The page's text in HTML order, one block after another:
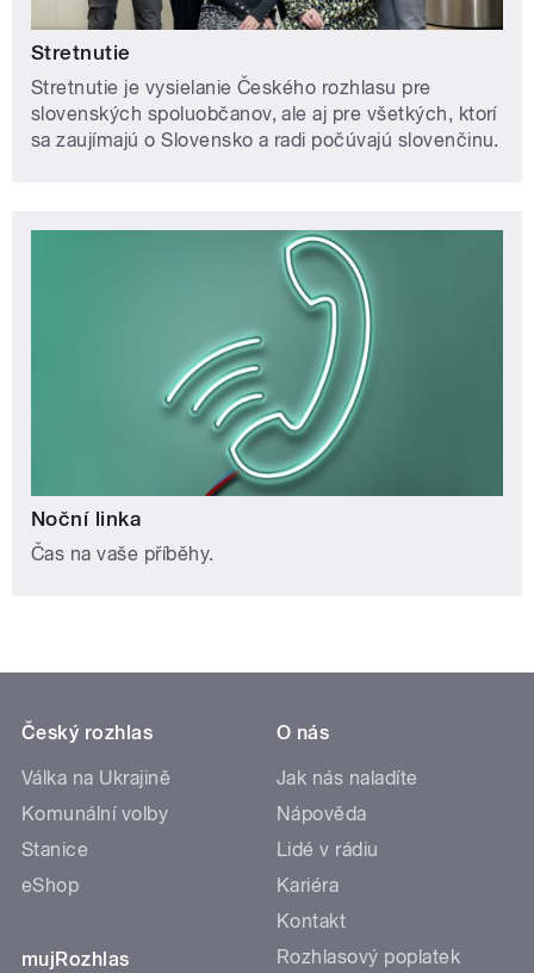
Stretnutie
Stretnutie je vysielanie Českého rozhlasu pre
slovenských spoluobčanov, ale aj pre všetkých, ktorí
sa zaujímajú o Slovensko a radi počúvajú slovenčinu.
Noční linka
Čas na vaše příběhy.
Český rozhlas
Válka na Ukrajině
Komunální volby
Stanice
eShop
mujRozhlas
O nás
Jak nás naladíte
Nápověda
Lidé v rádiu
Kariéra
Kontakt
Rozhlasový poplatek